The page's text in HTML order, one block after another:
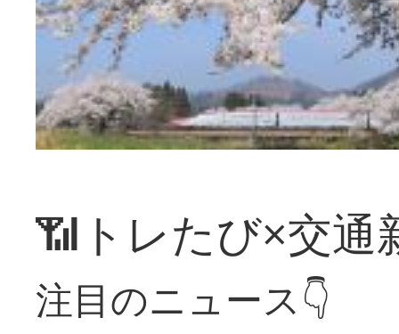
📶トレたび×交通
注目のニュース👇